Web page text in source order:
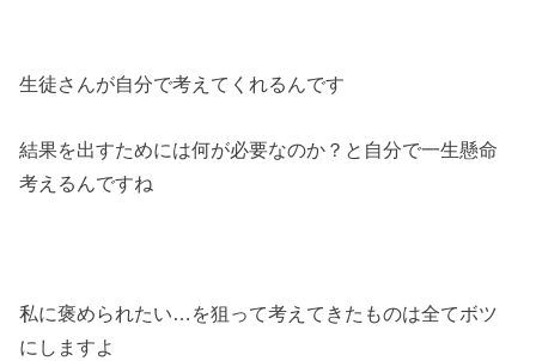
生徒さんが自分で考えてくれるんです
結果を出すためには何が必要なのか？と自分で一生懸命
考えるんですね
私に褒められたい…を狙って考えてきたものは全てボツ
にしますよ